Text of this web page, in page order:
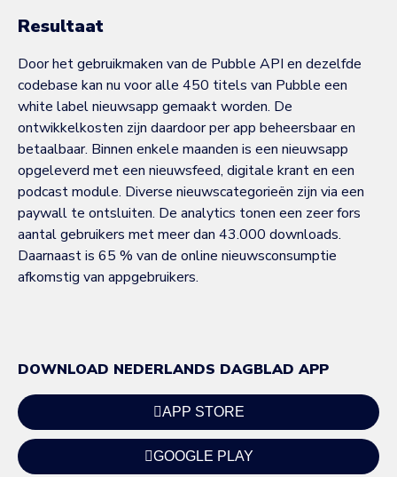
Resultaat
Door het gebruikmaken van de Pubble API en dezelfde
codebase kan nu voor alle 450 titels van Pubble een
white label nieuwsapp gemaakt worden. De
ontwikkelkosten zijn daardoor per app beheersbaar en
betaalbaar. Binnen enkele maanden is een nieuwsapp
opgeleverd met een nieuwsfeed, digitale krant en een
podcast module. Diverse nieuwscategorieën zijn via een
paywall te ontsluiten. De analytics tonen een zeer fors
aantal gebruikers met meer dan 43.000 downloads.
Daarnaast is 65 % van de online nieuwsconsumptie
afkomstig van appgebruikers.
DOWNLOAD NEDERLANDS DAGBLAD APP
APP STORE
GOOGLE PLAY